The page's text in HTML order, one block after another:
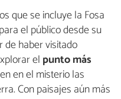
que se incluye la Fosa
el público desde su
de haber visitado
el punto más
en el misterio las
Con paisajes aún más